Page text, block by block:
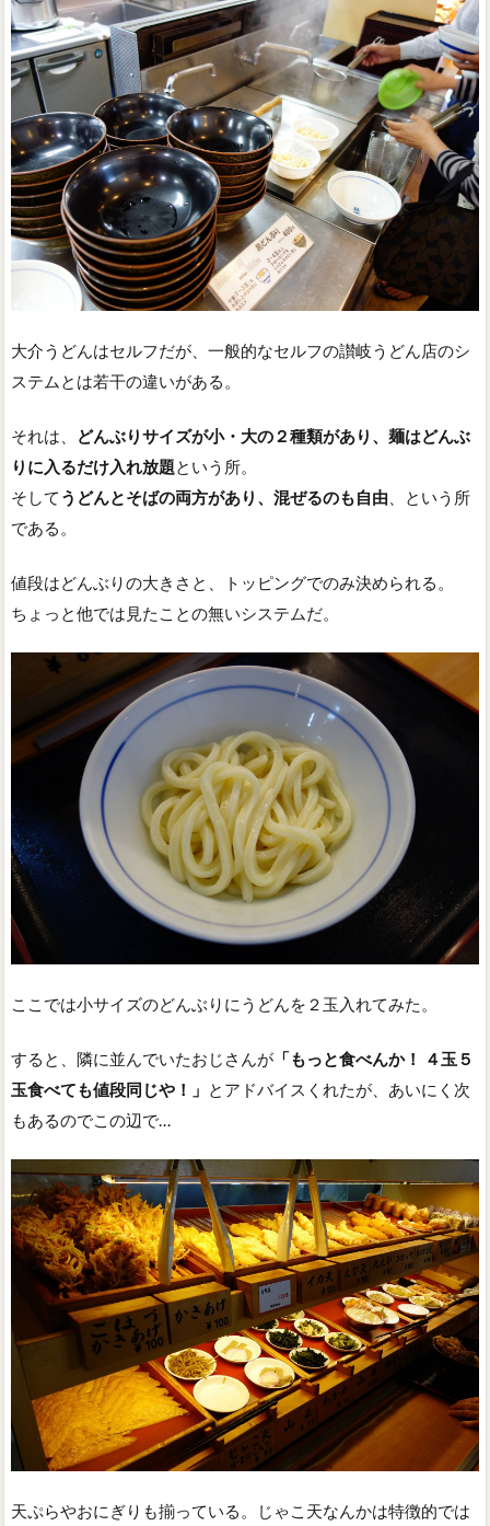
大介うどんはセルフだが、一般的なセルフの讃岐うどん店のシ
ステムとは若干の違いがある。
それは、
どんぶりサイズが小・大の２種類があり、麺はどんぶ
りに入るだけ入れ放題 という所。
そして うどんとそばの両方があり、混ぜるのも自由 、という所
である。
値段はどんぶりの大きさと、トッピングでのみ決められる。
ちょっと他では見たことの無いシステムだ。
ここでは小サイズのどんぶりにうどんを２玉入れてみた。
すると、隣に並んでいたおじさんが 「もっと食べんか！ ４玉５
玉食べても値段同じや！」 とアドバイスくれたが、あいにく次
もあるのでこの辺で…
天ぷらやおにぎりも揃っている。じゃこ天なんかは特徴的では